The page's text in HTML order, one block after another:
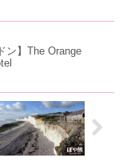
ン】The Orange